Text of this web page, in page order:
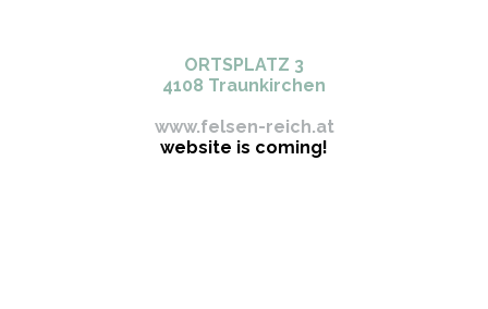
ORTSPLATZ 3
4108 Traunkirchen
www.felsen-reich.at
website is coming!